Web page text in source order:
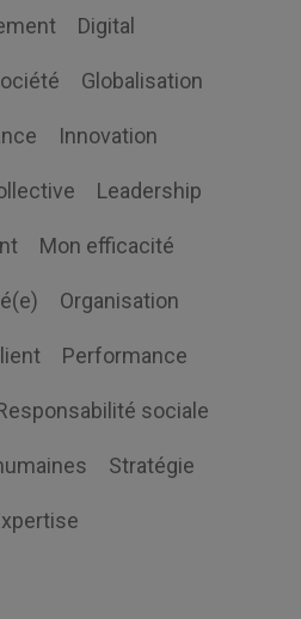
Digital
Globalisation
Innovation
Leadership
Mon efficacité
Organisation
Performance
sociale
Stratégie